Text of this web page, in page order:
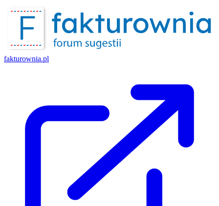
fakturownia.pl